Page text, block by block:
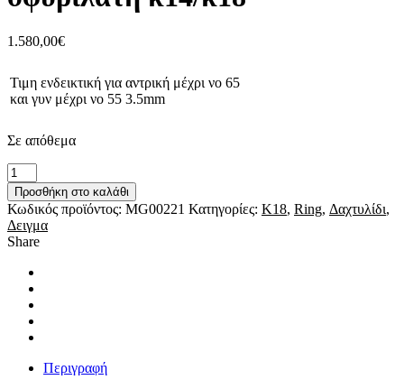
1.580,00€
Τιμη ενδεικτική για αντρική μέχρι νο 65
και γυν μέχρι νο 55 3.5mm
Σε απόθεμα
Δείγμα
ροζ
χρυσό
βέρα
4.2mm
σφυριλατη
κ14/
ποσότητα
Προσθήκη στο καλάθι
Κωδικός προϊόντος: MG00221 Κατηγορίες: K18, Ring, Δαχτυλίδι,
Δειγμα
Share
Περιγραφή